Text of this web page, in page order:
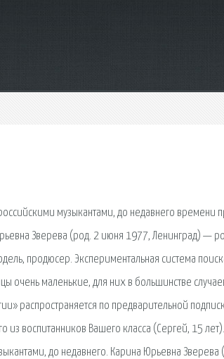
музыкантами, до недавнего времени
Зверева (род. 2 июня 1977, Ленинград) —
продюсер. Экспериментальная система
очень маленькие, для них в большинстве
распространяется по предварительной
воспитанников Вашего класса (Сергей, 15 лет).
до недавнего. Карина Юрьевна